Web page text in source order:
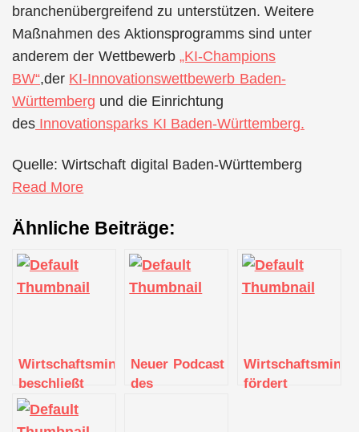
branchenübergreifend zu unterstützen. Weitere
Maßnahmen des Aktionsprogramms sind unter
anderem der Wettbewerb „KI-Champions
BW“,der KI-Innovationswettbewerb Baden-
Württemberg und die Einrichtung
des Innovationsparks KI Baden-Württemberg.
Quelle: Wirtschaft digital Baden-Württemberg
Read More
Ähnliche Beiträge:
Wirtschaftsministerium
beschließt
zweite
Neuer Podcast
des
fördert